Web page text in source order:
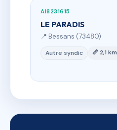
AI8231615
LE PARADIS
📍 Bessans (73480)
Autre syndic 📏 2,1 km